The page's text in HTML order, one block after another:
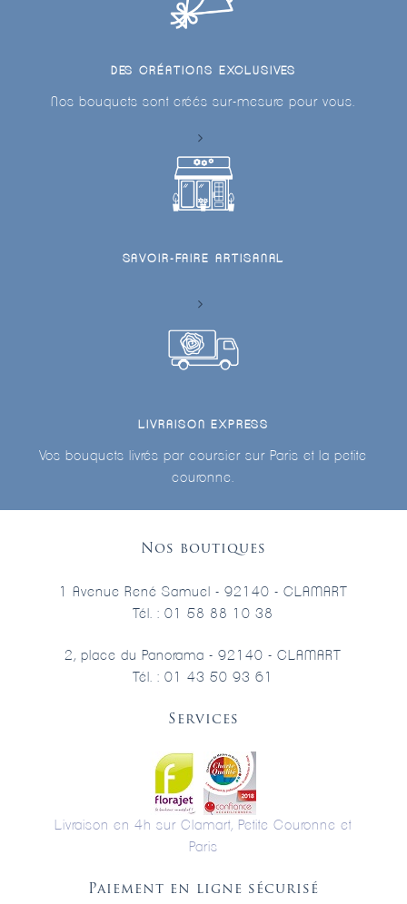
DES CRÉATIONS EXCLUSIVES
Nos bouquets sont créés sur-mesure pour vous.
SAVOIR-FAIRE ARTISANAL
LIVRAISON EXPRESS
Vos bouquets livrés par coursier sur Paris et la petite
couronne.
Nos boutiques
1 Avenue René Samuel - 92140 - CLAMART
Tél. : 01 58 88 10 38
2, place du Panorama - 92140 - CLAMART
Tél. : 01 43 50 93 61
Services
Livraison en 4h sur Clamart, Petite Couronne et
Paris
Paiement en ligne sécurisé